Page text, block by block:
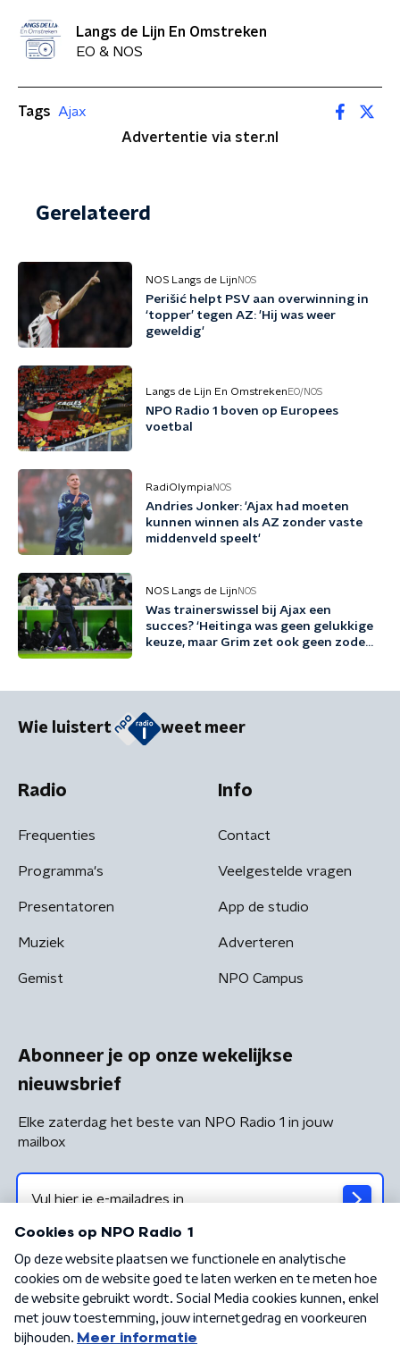
Langs de Lijn En Omstreken
EO & NOS
Tags
Ajax
Advertentie via ster.nl
Gerelateerd
NOS Langs de Lijn NOS
Perišić helpt PSV aan overwinning in
‘topper’ tegen AZ: 'Hij was weer
geweldig'
Langs de Lijn En Omstreken EO/NOS
NPO Radio 1 boven op Europees
voetbal
RadiOlympia NOS
Andries Jonker: 'Ajax had moeten
kunnen winnen als AZ zonder vaste
middenveld speelt'
NOS Langs de Lijn NOS
Was trainerswissel bij Ajax een
succes? ‘Heitinga was geen gelukkige
keuze, maar Grim zet ook geen zoden
Wie luistert weet meer
Radio
Frequenties
Programma's
Presentatoren
Muziek
Gemist
Info
Contact
Veelgestelde vragen
App de studio
Adverteren
NPO Campus
Abonneer je op onze wekelijkse
nieuwsbrief
Elke zaterdag het beste van NPO Radio 1 in jouw
mailbox
Algemene voorwaarden